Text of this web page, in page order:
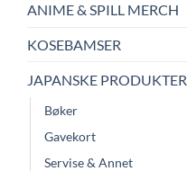
ANIME & SPILL MERCH
KOSEBAMSER
JAPANSKE PRODUKTER
Bøker
Gavekort
Servise & Annet